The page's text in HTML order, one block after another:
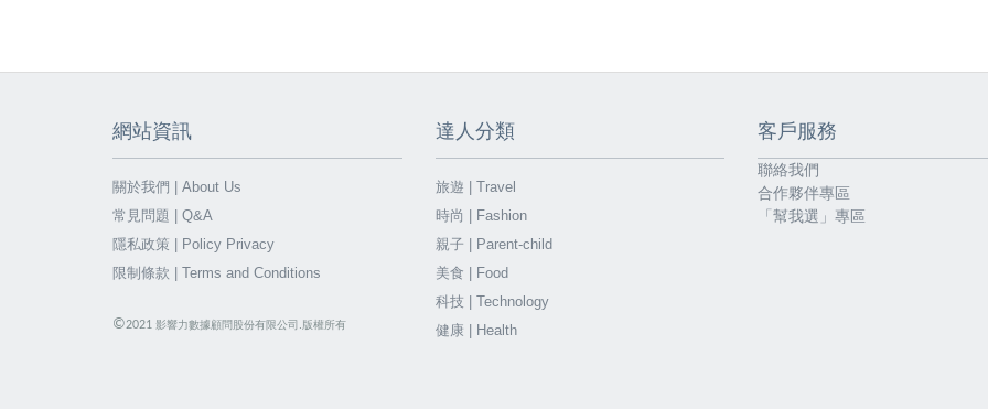
網站資訊
關於我們 | About Us
常見問題 | Q&A
隱私政策 | Policy Privacy
限制條款 | Terms and Conditions
©2021 影響力數據顧問股份有限公司.版權所有
達人分類
旅遊 | Travel
時尚 | Fashion
親子 | Parent-child
美食 | Food
科技 | Technology
健康 | Health
客戶服務
聯絡我們
合作夥伴專區
「幫我選」專區